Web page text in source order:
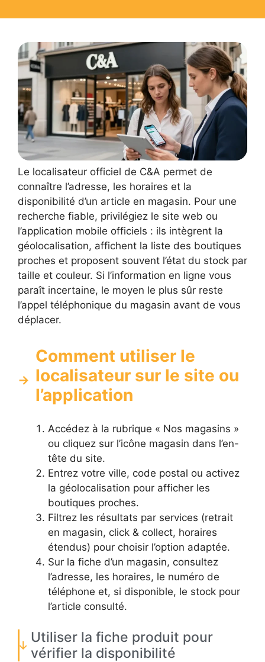
Le localisateur officiel de C&A permet de
connaître l’adresse, les horaires et la
disponibilité d’un article en magasin. Pour une
recherche fiable, privilégiez le site web ou
l’application mobile officiels : ils intègrent la
géolocalisation, affichent la liste des boutiques
proches et proposent souvent l’état du stock par
taille et couleur. Si l’information en ligne vous
paraît incertaine, le moyen le plus sûr reste
l’appel téléphonique du magasin avant de vous
déplacer.
Comment utiliser le
localisateur sur le site ou
l’application
Accédez à la rubrique « Nos magasins »
ou cliquez sur l’icône magasin dans l’en-
tête du site.
Entrez votre ville, code postal ou activez
la géolocalisation pour afficher les
boutiques proches.
Filtrez les résultats par services (retrait
en magasin, click & collect, horaires
étendus) pour choisir l’option adaptée.
Sur la fiche d’un magasin, consultez
l’adresse, les horaires, le numéro de
téléphone et, si disponible, le stock pour
l’article consulté.
Utiliser la fiche produit pour
vérifier la disponibilité